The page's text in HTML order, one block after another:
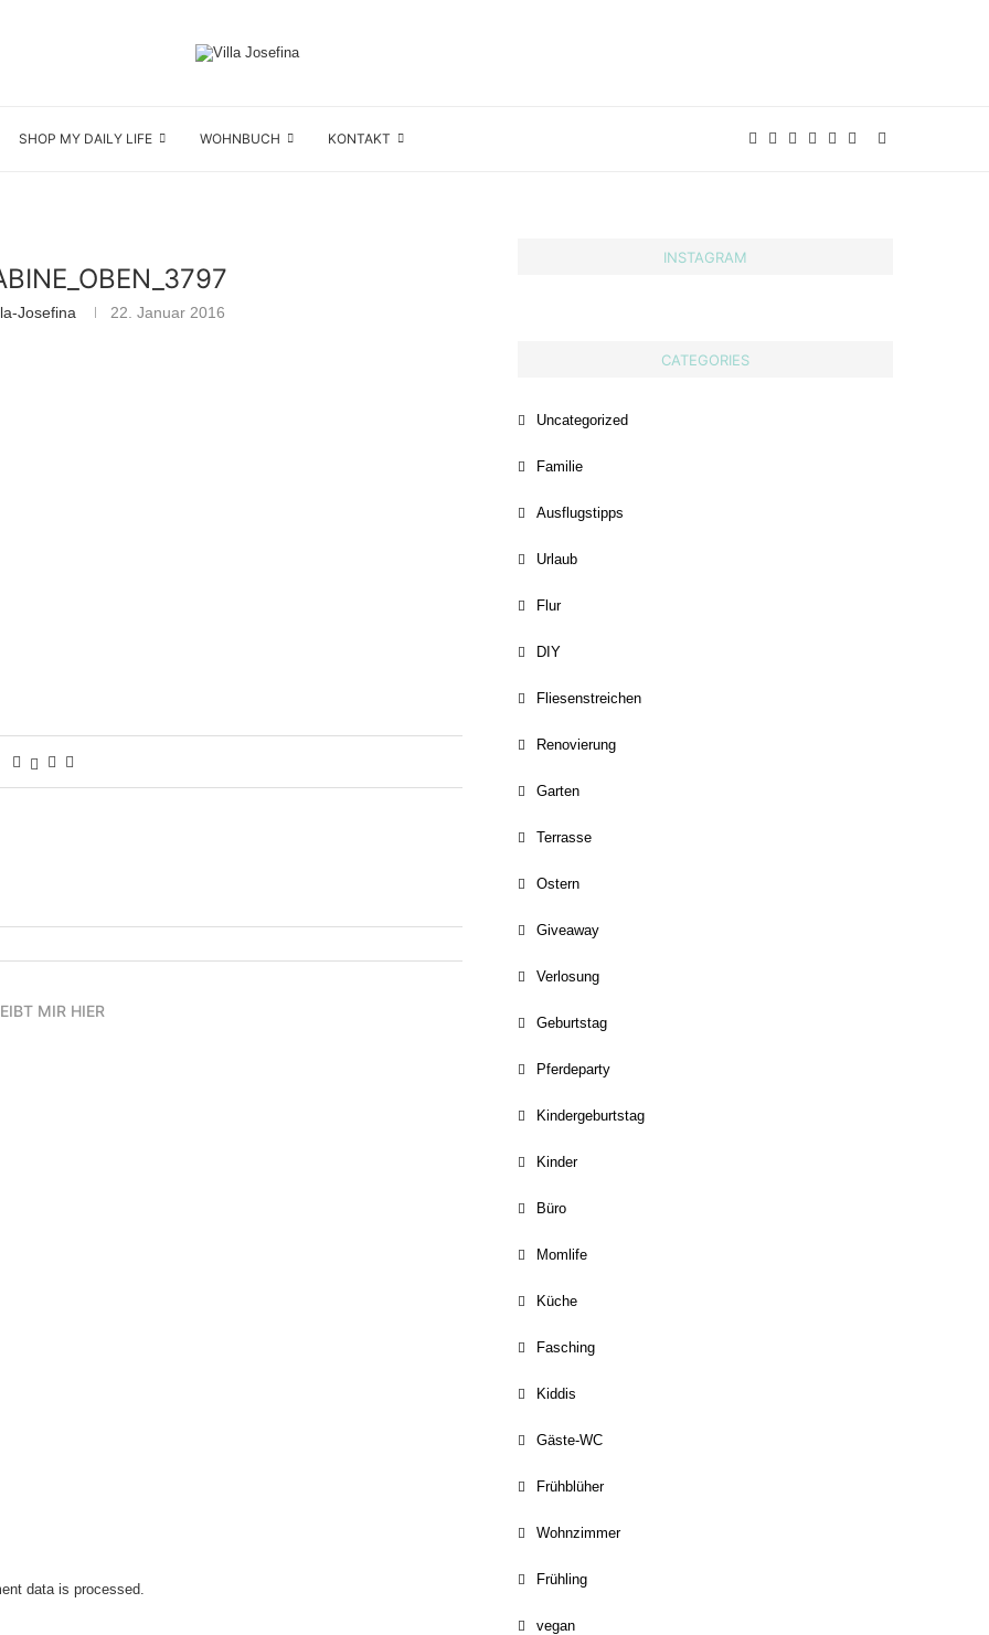
SHOP MY DAILY LIFE WOHNBUCH KONTAKT
Josefina 22. Januar 2016
MIR HIER
data is processed.
INSTAGRAM
CATEGORIES
Uncategorized
Familie
Ausflugstipps
Urlaub
Flur
DIY
Fliesenstreichen
Renovierung
Garten
Terrasse
Ostern
Giveaway
Verlosung
Geburtstag
Pferdeparty
Kindergeburtstag
Kinder
Büro
Momlife
Küche
Fasching
Kiddis
Gäste-WC
Frühblüher
Wohnzimmer
Frühling
vegan